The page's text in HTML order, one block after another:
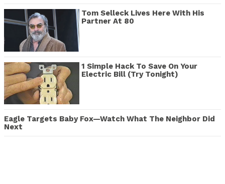
Tom Selleck Lives Here With His
Partner At 80
1 Simple Hack To Save On Your
Electric Bill (Try Tonight)
Eagle Targets Baby Fox—Watch What The Neighbor Did
Next